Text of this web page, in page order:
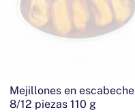
Mejillones en escabeche
8/12 piezas 110 g